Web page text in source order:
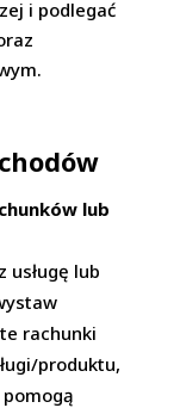
i podlegać
lub
usługę lub
rachunki
produktu,